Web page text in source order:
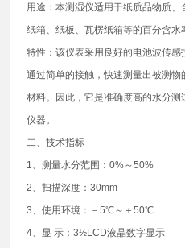
用途：本测湿仪适用于纸质品物质、
纸箱、纸板、瓦楞纸箱等的百分含水
特性：该仪表采用良好的电池波传
通过简单的接触，快速测量出被测
材料。因此，它是准确度高的水分
仪器。
二、技术指标
1、测量水分范围：0%～50%
2、扫描深度：30mm
3、使用环境：－5℃～＋50℃
4、显 示：3½LCD液晶数字显示